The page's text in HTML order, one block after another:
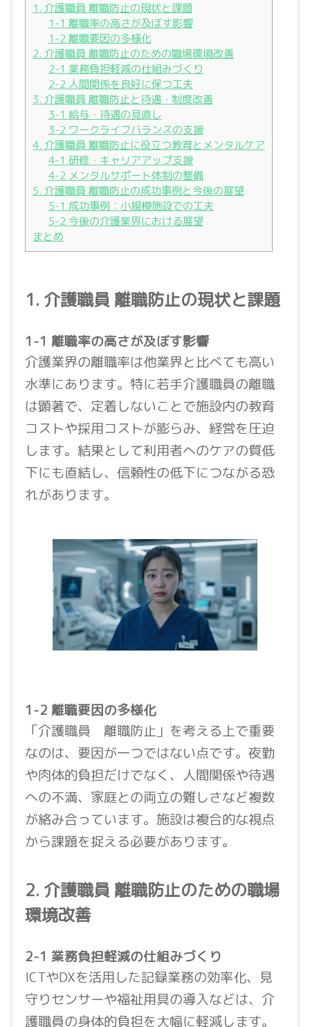
1. 介護職員 離職防止の現状と課題
1-1 離職率の高さが及ぼす影響
1-2 離職要因の多様化
2. 介護職員 離職防止のための職場環境改善
2-1 業務負担軽減の仕組みづくり
2-2 人間関係を良好に保つ工夫
3. 介護職員 離職防止と待遇・制度改善
3-1 給与・待遇の見直し
3-2 ワークライフバランスの支援
4. 介護職員 離職防止に役立つ教育とメンタルケア
4-1 研修・キャリアアップ支援
4-2 メンタルサポート体制の整備
5. 介護職員 離職防止の成功事例と今後の展望
5-1 成功事例：小規模施設での工夫
5-2 今後の介護業界における展望
まとめ
1. 介護職員 離職防止の現状と課題
1-1 離職率の高さが及ぼす影響
介護業界の離職率は他業界と比べても高い
水準にあります。特に若手介護職員の離職
は顕著で、定着しないことで施設内の教育
コストや採用コストが膨らみ、経営を圧迫
します。結果として利用者へのケアの質低
下にも直結し、信頼性の低下につながる恐
れがあります。
1-2 離職要因の多様化
「介護職員 離職防止」を考える上で重要
なのは、要因が一つではない点です。夜勤
や肉体的負担だけでなく、人間関係や待遇
への不満、家庭との両立の難しさなど複数
が絡み合っています。施設は複合的な視点
から課題を捉える必要があります。
2. 介護職員 離職防止のための職場
環境改善
2-1 業務負担軽減の仕組みづくり
ICTやDXを活用した記録業務の効率化、見
守りセンサーや福祉用具の導入などは、介
護職員の身体的負担を大幅に軽減します。